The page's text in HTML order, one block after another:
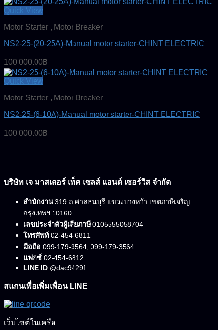
Quick View
Motor Starter , Motor Breaker
NS2-25-(20-25A)-Manual motor starter-CHINT ELECTRIC
100,000.00฿
Quick View
Motor Starter , Motor Breaker
NS2-25-(6-10A)-Manual motor starter-CHINT ELECTRIC
100,000.00฿
บริษัท เจ มาสเตอร์ เท็ค เซลส์ แอนด์ เซอร์วิส จำกัด
สำนักงาน 319 ถ.ศาลธนบุรี แขวงบางหว้า เขตภาษีเจริญ
กรุงเทพฯ 10160
เลขประจำตัวผู้เสียภาษี0105555058704
โทรศัพท์02-454-6811
มือถือ 099-179-3564, 099-179-3564
แฟกซ์ 02-454-6812
LINE ID @dac9429f
สแกนเพื่อเพิ่มเพื่อน LINE
เว็บไซต์ในเครือ